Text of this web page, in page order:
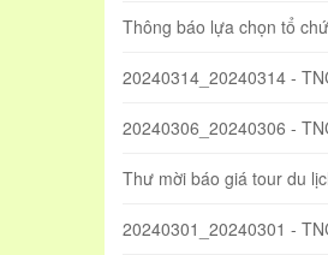
Thông báo lựa chọn tổ
20240314_20240314 -
20240306_20240306 -
Thư mời báo giá tour du
20240301_20240301 -